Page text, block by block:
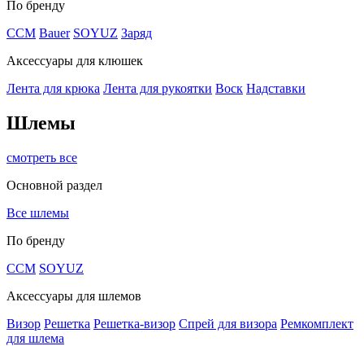
По бренду
CCM Bauer SOYUZ Заряд
Аксессуары для клюшек
Лента для крюка Лента для рукоятки Воск Надставки
Шлемы
смотреть все
Основной раздел
Все шлемы
По бренду
CCM SOYUZ
Аксессуары для шлемов
Визор Решетка Решетка-визор Спрей для визора Ремкомплект
для шлема